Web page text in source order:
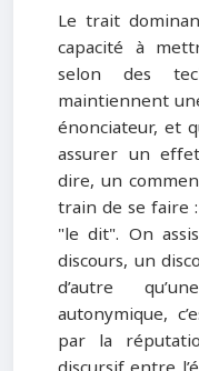
Le trait
capacité à
selon des
maintiennent
énonciateur, et
assurer un
dire, un
train de se faire :
"le dit". On
discours, un
d’autre
autonymique,
par la